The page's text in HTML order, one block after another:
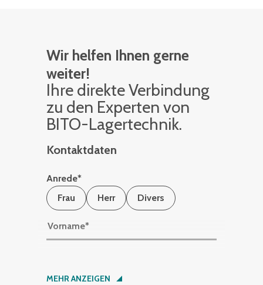
Wir helfen Ihnen gerne
weiter!
Ihre di­rek­te Ver­bin­dung
zu den Ex­per­ten von
BITO-La­ger­tech­nik.
Kontaktdaten
Anrede*
Frau
Herr Divers
Vorname*
Nachname*
MEHR ANZEIGEN